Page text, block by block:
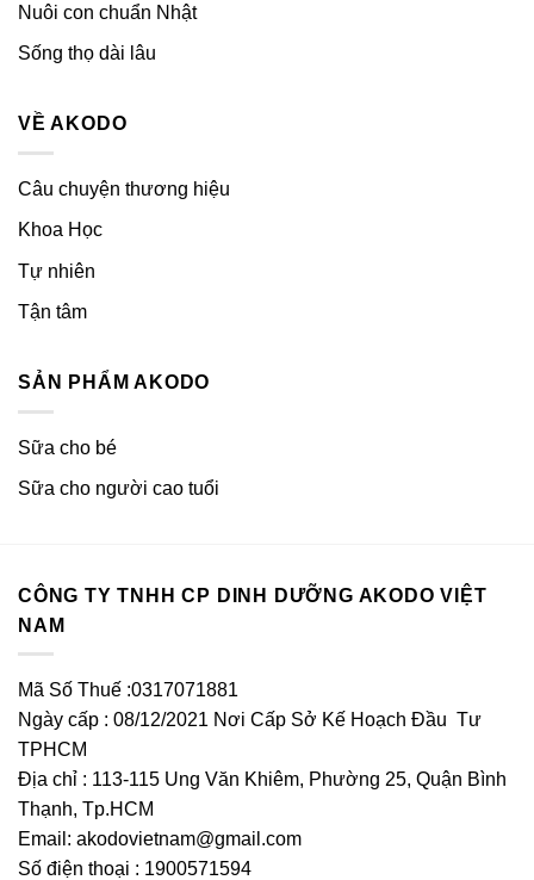
Nuôi con chuẩn Nhật
Sống thọ dài lâu
VỀ AKODO
Câu chuyện thương hiệu
Khoa Học
Tự nhiên
Tận tâm
SẢN PHẨM AKODO
Sữa cho bé
Sữa cho người cao tuổi
CÔNG TY TNHH CP DINH DƯỠNG AKODO VIỆT
NAM
Mã Số Thuế :0317071881
Ngày cấp : 08/12/2021 Nơi Cấp Sở Kế Hoạch Đầu Tư
TPHCM
Địa chỉ : 113-115 Ung Văn Khiêm, Phường 25, Quận Bình
Thạnh, Tp.HCM
Email: akodovietnam@gmail.com
Số điện thoại : 1900571594